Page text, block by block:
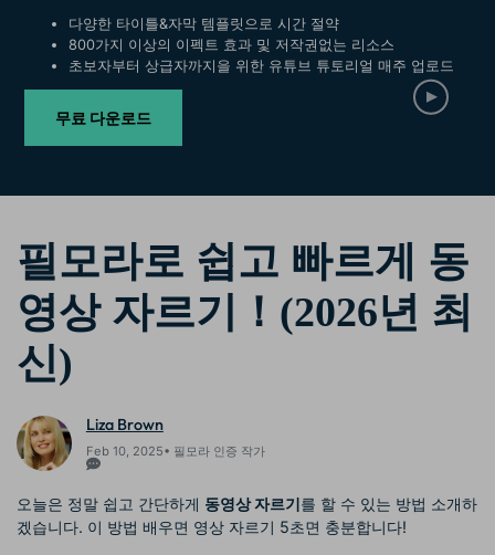
플랜 및 가격
도움말 센터
동영상 편집하기
도움말 센터
고객 지원
더 알아보기
검색
다양한 타이틀&자막 템플릿으로 시간 절약
800가지 이상의 이펙트 효과 및 저작권없는 리소스
초보자부터 상급자까지을 위한 유튜브 튜토리얼 매주 업로드
무료 다운로드
필모라로 쉽고 빠르게 동
영상 자르기！(2026년 최
신)
Liza Brown
Feb 10, 2025• 필모라 인증 작가
오늘은 정말 쉽고 간단하게 동영상 자르기를 할 수 있는 방법 소개하
겠습니다. 이 방법 배우면 영상 자르기 5초면 충분합니다!